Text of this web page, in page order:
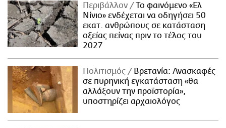
Περιβάλλον
Το φαινόμενο «Ελ
Νίνιο» ενδέχεται να οδηγήσει 50
εκατ. ανθρώπους σε κατάσταση
οξείας πείνας πριν το τέλος του
2027
Πολιτισμός
Βρετανία: Ανασκαφές
σε πυρηνική εγκατάσταση «θα
αλλάξουν την προϊστορία»,
υποστηρίζει αρχαιολόγος